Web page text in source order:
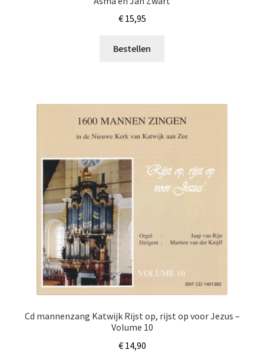
€15,95
Bestellen
Cd mannenzang Katwijk Rijst op, rijst op voor Jezus –
Volume 10
€14,90